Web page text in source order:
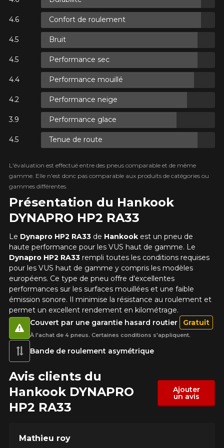
Présentation du Hankook
DYNAPRO HP2 RA33
Le Dynapro HP2 RA33de Hankookest un pneu de
haute performance pour les VUS haut de gamme. Le
Dynapro HP2 RA33rempli toutes les conditions requises
pour les VUS haut de gamme y compris les modèles
européens. Ce type de pneu offre d'excellentes
performances sur les surfaces mouillées et une faible
émission sonore. Il minimise la résistance au roulement et
permet un excellent rendement en kilométrage.
Confort de roulement
Bruit
Performance sec
Performance mouillé
Performance neige
Performance glace
Tenue de route
L'évaluation est effectué entre des pneus comparable et de même
gamme. Elle n'est donc pas comparable aux produits de catégories ou
gammes différentes.
Bande de roulement asymétrique
Couvert par une garantie hasard routier Gratuit
À l'achat de 4 pneus. Certaines conditions s'appliquent.
Avis clients du
Hankook DYNAPRO
HP2 RA33
Ajouter
un avis
Mathieu roy